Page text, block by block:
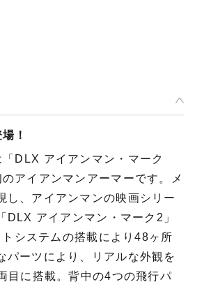
！
DLX アイアンマン・マーク
アイアンマンアーマーです。メ
し、アイアンマンの映画シリー
アイアンマン・マーク2」
システムの搭載により48ヶ所
パーツにより、リアルな外観を
目に搭載。背中の4つの飛行パ